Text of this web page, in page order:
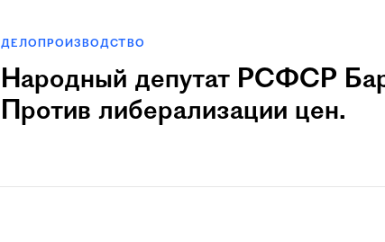
ДЕЛОПРОИЗВОДСТВО
Hаpодный депутат РСФСР
Против либерализации цен.